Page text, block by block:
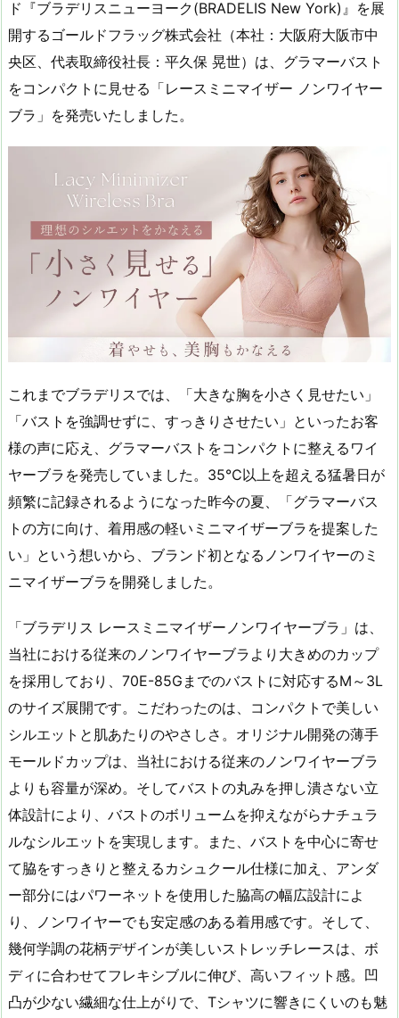
a
d
s
o
d
o
n
s
k
y
bl
r
o
ar
d
dr
o
p.
io
ド『ブラデリスニューヨーク(BRADELIS New York)』を展
開するゴールドフラッグ株式会社（本社：大阪府大阪市中
央区、代表取締役社長：平久保 晃世）は、グラマーバスト
をコンパクトに見せる「レースミニマイザー ノンワイヤー
ブラ」を発売いたしました。
これまでブラデリスでは、「大きな胸を小さく見せたい」
「バストを強調せずに、すっきりさせたい」といったお客
様の声に応え、グラマーバストをコンパクトに整えるワイ
ヤーブラを発売していました。35℃以上を超える猛暑日が
頻繁に記録されるようになった昨今の夏、「グラマーバス
トの方に向け、着用感の軽いミニマイザーブラを提案した
い」という想いから、ブランド初となるノンワイヤーのミ
ニマイザーブラを開発しました。
「ブラデリス レースミニマイザーノンワイヤーブラ」は、
当社における従来のノンワイヤーブラより大きめのカップ
を採用しており、70E-85Gまでのバストに対応するM～3L
のサイズ展開です。こだわったのは、コンパクトで美しい
シルエットと肌あたりのやさしさ。オリジナル開発の薄手
モールドカップは、当社における従来のノンワイヤーブラ
よりも容量が深め。そしてバストの丸みを押し潰さない立
体設計により、バストのボリュームを抑えながらナチュラ
ルなシルエットを実現します。また、バストを中心に寄せ
て脇をすっきりと整えるカシュクール仕様に加え、アンダ
ー部分にはパワーネットを使用した脇高の幅広設計によ
り、ノンワイヤーでも安定感のある着用感です。そして、
幾何学調の花柄デザインが美しいストレッチレースは、ボ
ディに合わせてフレキシブルに伸び、高いフィット感。凹
凸が少ない繊細な仕上がりで、Tシャツに響きにくいのも魅